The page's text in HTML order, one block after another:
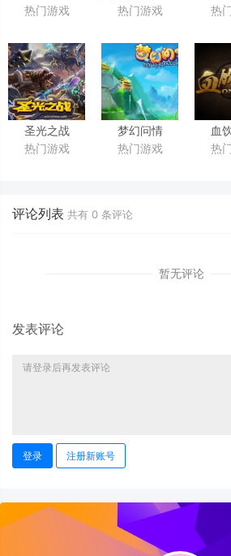
Tower：11月
吸金超过2亿美元，
蝉联全球手游畅销榜冠军
热门游戏
热门游戏
热
圣光之战
热门游戏
梦幻问情
热门游戏
血
热
评论列表 共有 0 条评论
暂无评论
发表评论
登录 注册新账号